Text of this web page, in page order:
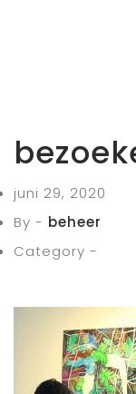
juni 29, 2020
By - beheer
Category -